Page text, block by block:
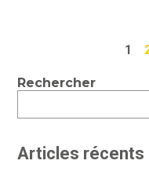
1
Blog
Rechercher
Articles récents